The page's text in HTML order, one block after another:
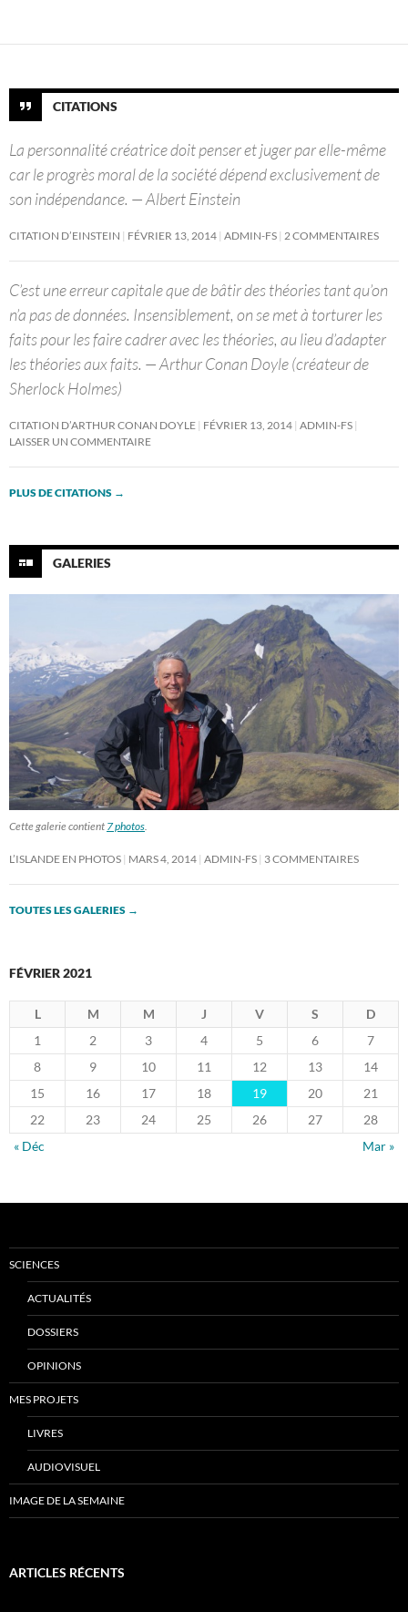
CITATIONS
La personnalité créatrice doit penser et juger par elle-même
car le progrès moral de la société dépend exclusivement de
son indépendance. — Albert Einstein
CITATION D’EINSTEIN FÉVRIER 13, 2014 ADMIN-FS 2 COMMENTAIRES
C’est une erreur capitale que de bâtir des théories tant qu’on
n’a pas de données. Insensiblement, on se met à torturer les
faits pour les faire cadrer avec les théories, au lieu d’adapter
les théories aux faits. — Arthur Conan Doyle (créateur de
Sherlock Holmes)
CITATION D’ARTHUR CONAN DOYLE FÉVRIER 13, 2014 ADMIN-FS
LAISSER UN COMMENTAIRE
PLUS DE CITATIONS →
GALERIES
Cette galerie contient 7 photos.
L’ISLANDE EN PHOTOS MARS 4, 2014 ADMIN-FS 3 COMMENTAIRES
TOUTES LES GALERIES →
FÉVRIER 2021
L M M J V S
D
1
2 3 4 5 6
7
8
9 10 11 12 13
14
15
16 17 18 19 20
21
22
23 24 25 26 27
28
« Déc
Mar »
SCIENCES
ACTUALITÉS
DOSSIERS
OPINIONS
MES PROJETS
LIVRES
AUDIOVISUEL
IMAGE DE LA SEMAINE
ARTICLES RÉCENTS